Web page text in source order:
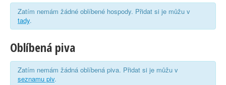
Zatím nemám žádné oblíbené hospody. Přidat si je můžu v
tady.
Oblíbená piva
Zatím nemám žádná oblíbená piva. Přidat si je můžu v
seznamu piv.